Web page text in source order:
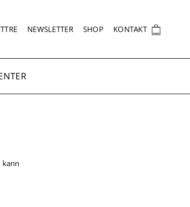
NEWSLETTER SHOP KONTAKT 🛍
kann